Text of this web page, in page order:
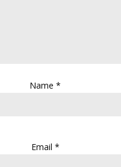
Name *
Email *